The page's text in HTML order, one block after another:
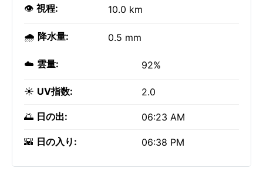
👁️ 視程: 10.0 km
🌧️ 降水量: 0.5 mm
☁️ 雲量: 92%
☀️ UV指数: 2.0
🌅 日の出: 06:23 AM
🌇 日の入り: 06:38 PM